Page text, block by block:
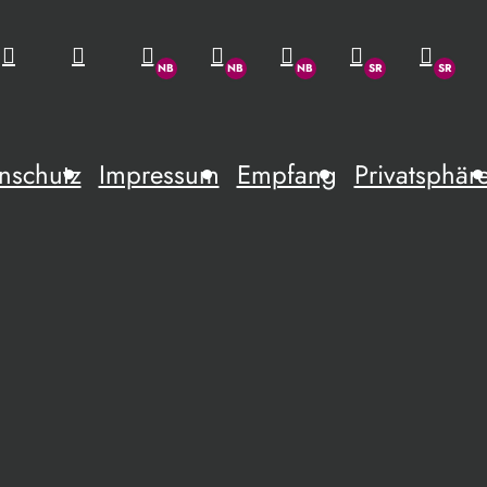
Impressum Empfang